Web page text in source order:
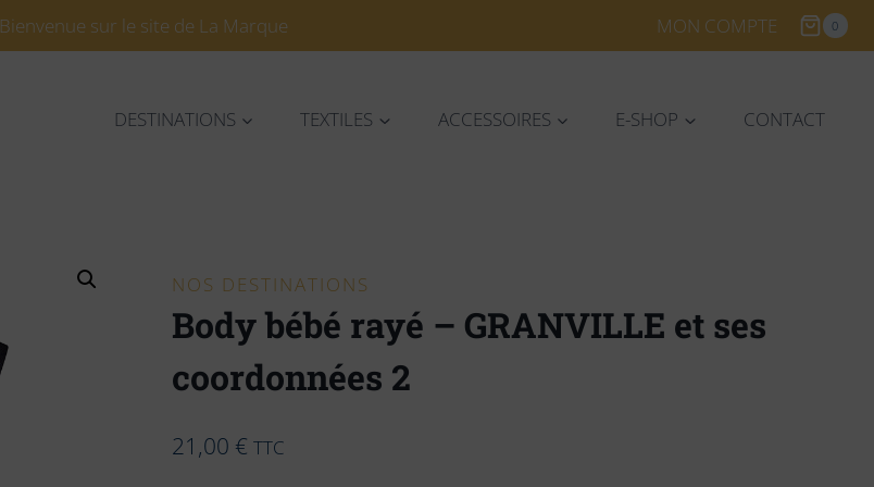
Bienvenue sur le site de La Marque MON COMPTE 0
DESTINATIONS TEXTILES ACCESSOIRES E-SHOP CONTACT
NOS DESTINATIONS
Body bébé rayé – GRANVILLE et ses
coordonnées 2
21,00 € TTC